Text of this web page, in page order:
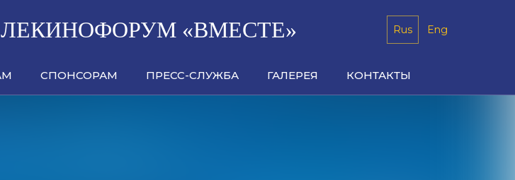
«ВМЕСТЕ» Rus Eng
СПОНСОРАМ ПРЕСС-СЛУЖБА ГАЛЕРЕЯ КОНТАКТЫ